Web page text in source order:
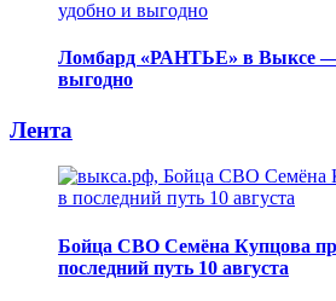
Ломбард «РАНТЬЕ» в Выксе —
выгодно
Лента
Бойца СВО Семёна Купцова
последний путь 10 августа